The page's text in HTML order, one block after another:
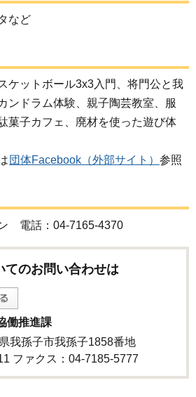
など
ケットボール3x3入門、将門公と我
ンドラム体験、親子陶芸教室、服
菓子カフェ、廃材を使った遊び体
団体Facebook（外部サイト） 参照
電話：04-7165-4370
てのお問い合わせは
働推進課
我孫子市我孫子1858番地
ファクス：04-7185-5777